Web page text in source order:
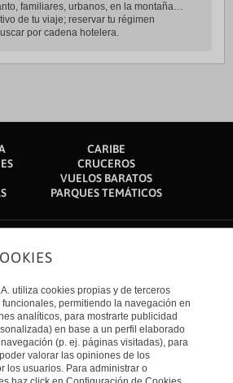
familiares, urbanos, en la montaña…
de tu viaje; reservar tu régimen
por cadena hotelera.
CARIBE
CRUCEROS
VUELOS BARATOS
PARQUES TEMÁTICOS
utiliza cookies propias y de terceros
permitiendo la navegación en
analíticos, para mostrarte publicidad
en base a un perfil elaborado
(p. ej. páginas visitadas), para
valorar las opiniones de los
los usuarios. Para administrar o